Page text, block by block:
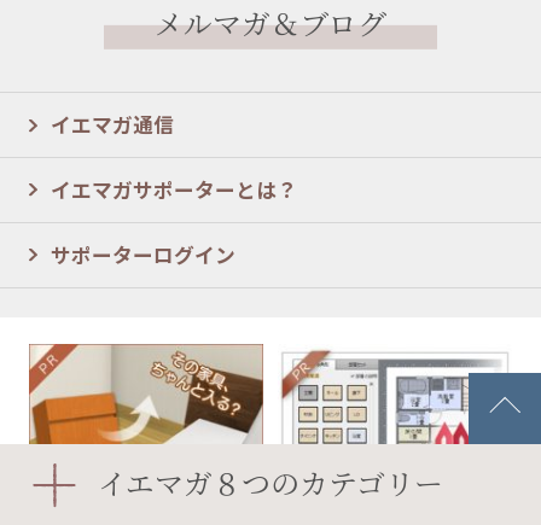
メルマガ＆ブログ
イエマガ通信
イエマガサポーターとは？
サポーターログイン
イエマガ８つのカテゴリー